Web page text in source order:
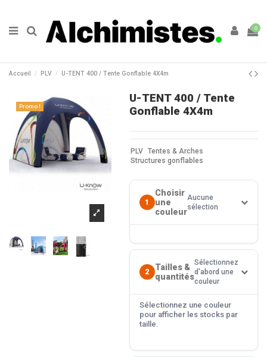
0
Accueil PLV U-TENT 400 / Tente Gonflable 4X4m
Promo !
U-TENT 400 / Tente
Gonflable 4X4m
PLV Tentes & Arches
Structures gonflables
1
Choisir
une
couleur
Aucune
sélection
2
Tailles &
quantités
Sélectionnez
d'abord une
couleur
Sélectionnez une couleur
pour afficher les stocks par
taille.